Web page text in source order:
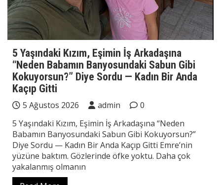
5 Yaşındaki Kızım, Eşimin İş Arkadaşına
“Neden Babamın Banyosundaki Sabun Gibi
Kokuyorsun?” Diye Sordu — Kadın Bir Anda
Kaçıp Gitti
5 Ağustos 2026 admin
0
5 Yaşındaki Kızım, Eşimin İş Arkadaşına “Neden
Babamın Banyosundaki Sabun Gibi Kokuyorsun?”
Diye Sordu — Kadın Bir Anda Kaçıp Gitti Emre’nin
yüzüne baktım. Gözlerinde öfke yoktu. Daha çok
yakalanmış olmanın